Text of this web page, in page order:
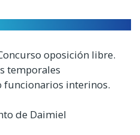
oposición libre.
temporales
funcionarios interinos.
de Daimiel